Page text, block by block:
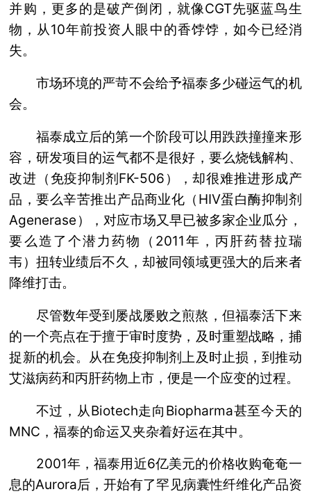
并购，更多的是破产倒闭，就像CGT先驱蓝鸟生
物，从10年前投资人眼中的香饽饽，如今已经消
失。
市场环境的严苛不会给予福泰多少碰运气的机
会。
福泰成立后的第一个阶段可以用跌跌撞撞来形
容，研发项目的运气都不是很好，要么烧钱解构、
改进（免疫抑制剂FK-506），却很难推进形成产
品，要么辛苦推出产品商业化（HIV蛋白酶抑制剂
Agenerase），对应市场又早已被多家企业瓜分，
要么造了个潜力药物（2011年，丙肝药替拉瑞
韦）扭转业绩后不久，却被同领域更强大的后来者
降维打击。
尽管数年受到屡战屡败之煎熬，但福泰活下来
的一个亮点在于擅于审时度势，及时重塑战略，捕
捉新的机会。从在免疫抑制剂上及时止损，到推动
艾滋病药和丙肝药物上市，便是一个应变的过程。
不过，从Biotech走向Biopharma甚至今天的
MNC，福泰的命运又夹杂着好运在其中。
2001年，福泰用近6亿美元的价格收购奄奄一
息的Aurora后，开始有了罕见病囊性纤维化产品资